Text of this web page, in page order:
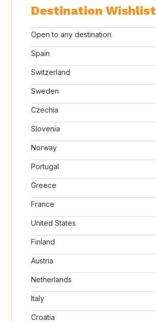
Destination Wishlist
Open to any destination
Spain
Switzerland
Sweden
Czechia
Slovenia
Norway
Portugal
Greece
France
United States
Finland
Austria
Netherlands
Italy
Croatia